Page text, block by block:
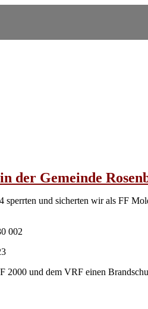
der Gemeinde
sperrten und sicherten wir als FF
2000 und dem VRF einen